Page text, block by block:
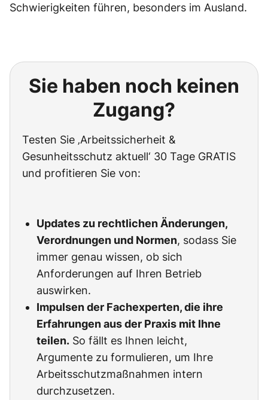
Schwierigkeiten führen, besonders im Ausland.
Sie haben noch keinen
Zugang?
Testen Sie ‚Arbeitssicherheit &
Gesunheitsschutz aktuell‘ 30 Tage GRATIS
und profitieren Sie von:
Updates zu rechtlichen Änderungen,
Verordnungen und Normen, sodass Sie
immer genau wissen, ob sich
Anforderungen auf Ihren Betrieb
auswirken.
Impulsen der Fachexperten, die ihre
Erfahrungen aus der Praxis mit Ihne
teilen. So fällt es Ihnen leicht,
Argumente zu formulieren, um Ihre
Arbeitsschutzmaßnahmen intern
durchzusetzen.